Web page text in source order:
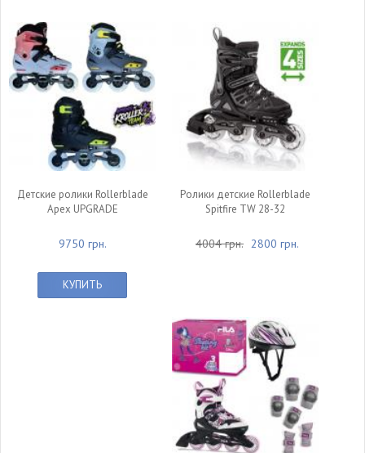
Детские ролики Rollerblade
Apex UPGRADE
9750 грн.
КУПИТЬ
Ролики детские Rollerblade
Spitfire TW 28-32
4004 грн. 2800 грн.